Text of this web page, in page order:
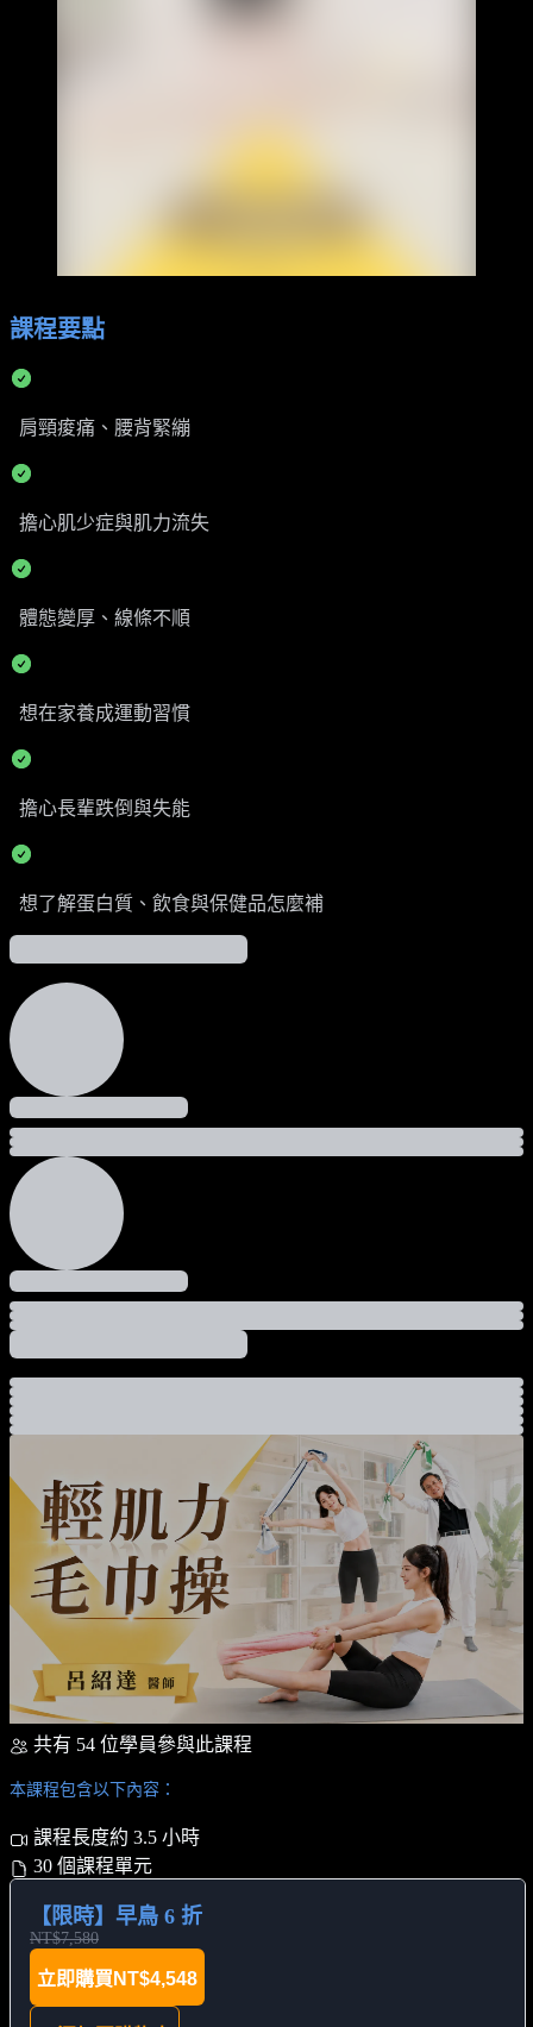
課程要點
肩頸痠痛、腰背緊繃
擔心肌少症與肌力流失
體態變厚、線條不順
想在家養成運動習慣
擔心長輩跌倒與失能
想了解蛋白質、飲食與保健品怎麼補
共有 54 位學員參與此課程
本課程包含以下內容：
課程長度約 3.5 小時
30 個課程單元
【限時】早鳥 6 折
NT$7,580
立即購買 NT$4,548